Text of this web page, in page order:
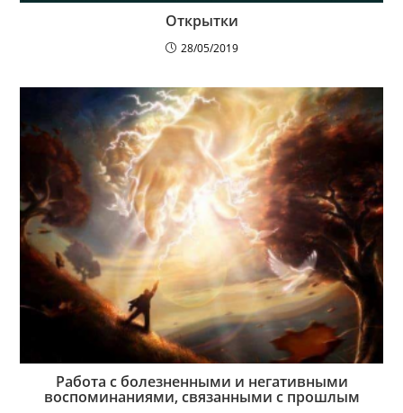
Открытки
28/05/2019
Работа с болезненными и негативными
воспоминаниями, связанными с прошлым